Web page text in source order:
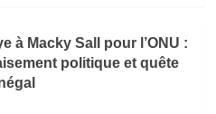
à Macky Sall pour l’ONU :
politique et quête